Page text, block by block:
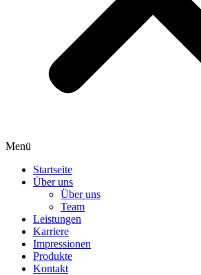
Menü
Startseite
Über uns
Über uns
Team
Leistungen
Karriere
Impressionen
Produkte
Kontakt